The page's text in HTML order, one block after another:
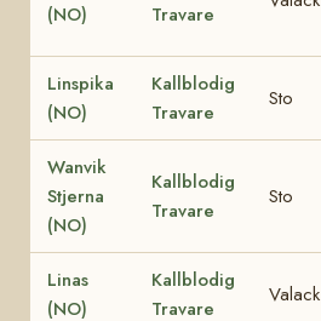
(NO)
Travare
Linspika
(NO)
Kallblodig
Travare
Sto
Wanvik
Stjerna
(NO)
Kallblodig
Travare
Sto
Linas
(NO)
Kallblodig
Travare
Valack